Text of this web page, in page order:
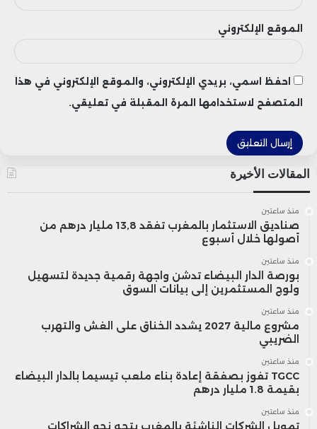
بنسبة طفيفة 0.12% إلى 3,321 دولاراً للأوقية.
في سياق متصل، أعلن الرئيس الأمريكي دونالد
ترامب عن فرض رسوم جمركية جديدة تتراوح
بينها اليابان وكوريا الجنوبية.
وأظهرت محاضر اجتماع مجلس الاحتياطي
الفيدرالي لشهر يونيو، أن غالبية أعضاء لجنة
السوق المفتوحة يميلون إلى إمكانية
استئناف تخفيضات الفائدة خلال العام، رغم
تبنيهم نهج الحذر والترقب حيال الخطوات
المقبلة.
الموقع الإلكتروني
احفظ اسمي، بريدي الإلكتروني، والموقع الإلكتروني في هذا
المتصفح لاستخدامها المرة المقبلة في تعليقي.
المقالات الأخيرة
منذ ساعتين
صناديق الاستثمار بالمغرب تفقد 13,8 مليار درهم من
أصولها خلال أسبوع
منذ ساعتين
بورصة الدار البيضاء تدشن واجهة رقمية جديدة لتسهيل
ولوج المستثمرين إلى بيانات السوق
منذ ساعتين
مشروع مالية 2027 يشدد الخناق على الغش والتهرب
الضريبي
منذ ساعتين
TGCC تفوز بصفقة إعادة بناء ملعب تيسيما بالدار البيضاء
بقيمة 1.8 مليار درهم
منذ ساعتين
تمويل الشركات الناشئة بالمغرب يتجه نحو الشراكات